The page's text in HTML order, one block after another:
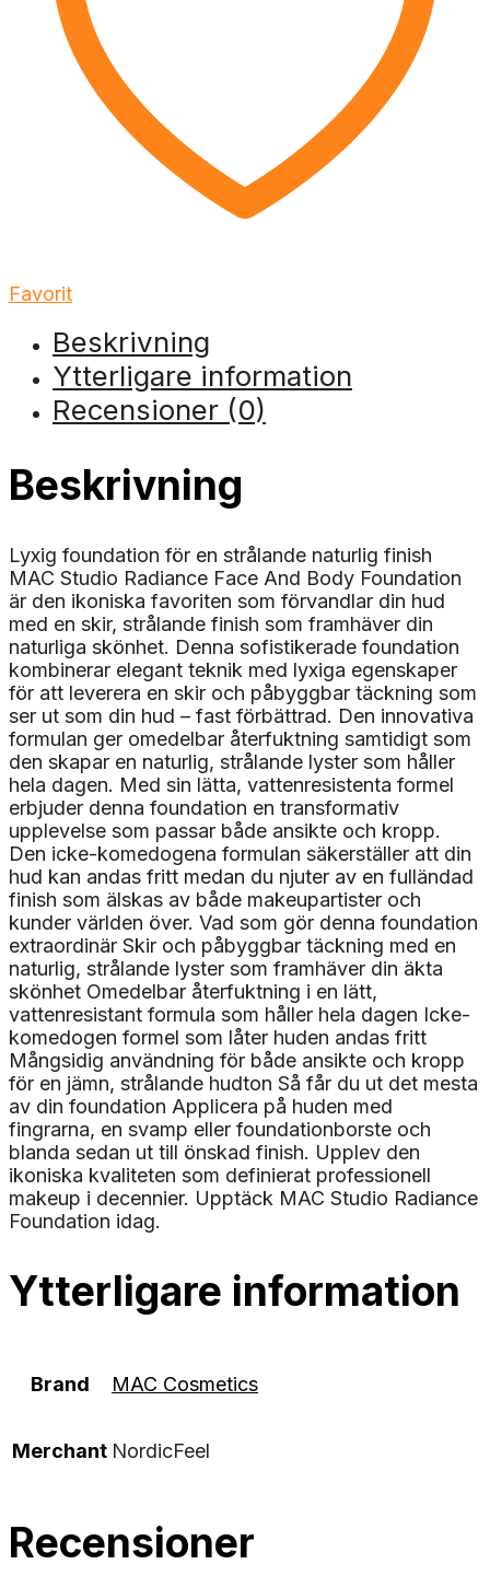
Favorit
Beskrivning
Ytterligare information
Recensioner (0)
Beskrivning
Lyxig foundation för en strålande naturlig finish
MAC Studio Radiance Face And Body Foundation
är den ikoniska favoriten som förvandlar din hud
med en skir, strålande finish som framhäver din
naturliga skönhet. Denna sofistikerade foundation
kombinerar elegant teknik med lyxiga egenskaper
för att leverera en skir och påbyggbar täckning som
ser ut som din hud – fast förbättrad. Den innovativa
formulan ger omedelbar återfuktning samtidigt som
den skapar en naturlig, strålande lyster som håller
hela dagen. Med sin lätta, vattenresistenta formel
erbjuder denna foundation en transformativ
upplevelse som passar både ansikte och kropp.
Den icke-komedogena formulan säkerställer att din
hud kan andas fritt medan du njuter av en fulländad
finish som älskas av både makeupartister och
kunder världen över. Vad som gör denna foundation
extraordinär Skir och påbyggbar täckning med en
naturlig, strålande lyster som framhäver din äkta
skönhet Omedelbar återfuktning i en lätt,
vattenresistant formula som håller hela dagen Icke-
komedogen formel som låter huden andas fritt
Mångsidig användning för både ansikte och kropp
för en jämn, strålande hudton Så får du ut det mesta
av din foundation Applicera på huden med
fingrarna, en svamp eller foundationborste och
blanda sedan ut till önskad finish. Upplev den
ikoniska kvaliteten som definierat professionell
makeup i decennier. Upptäck MAC Studio Radiance
Foundation idag.
Ytterligare information
Brand MAC Cosmetics
Merchant NordicFeel
Recensioner